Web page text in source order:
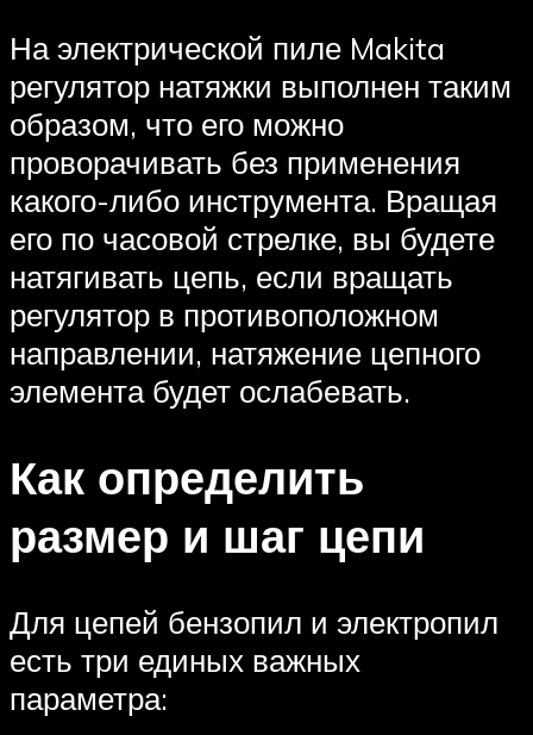
На электрической пиле Makita
регулятор натяжки выполнен таким
образом, что его можно
проворачивать без применения
какого-либо инструмента. Вращая
его по часовой стрелке, вы будете
натягивать цепь, если вращать
регулятор в противоположном
направлении, натяжение цепного
элемента будет ослабевать.
Как определить
размер и шаг цепи
Для цепей бензопил и электропил
есть три единых важных
параметра: